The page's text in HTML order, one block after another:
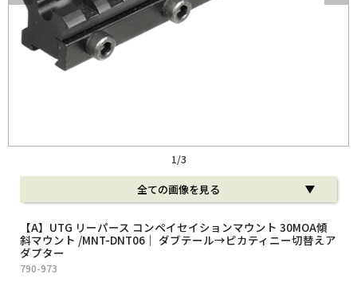
ゴリーから探す
ンドから探す
用ガイド
方法について
・送料について
について
1/3
全ての画像を見る
【A】UTG リーパース コンペイセイションマウント 30MOA傾
斜マウント /MNT-DNT06｜ ダブテール→ピカティニー切替えア
ダプター
790-973